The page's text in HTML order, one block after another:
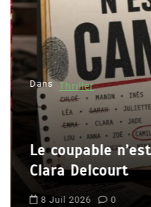
d
e
l
’
a
r
Dans Thriller
Le coupable
Clara Delcourt
8 Juil 2026 0